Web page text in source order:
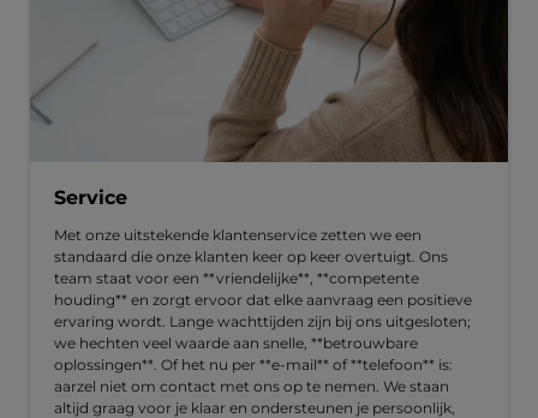
Service
Met onze uitstekende klantenservice zetten we een
standaard die onze klanten keer op keer overtuigt. Ons
team staat voor een **vriendelijke**, **competente
houding** en zorgt ervoor dat elke aanvraag een positieve
ervaring wordt. Lange wachttijden zijn bij ons uitgesloten;
we hechten veel waarde aan snelle, **betrouwbare
oplossingen**. Of het nu per **e-mail** of **telefoon** is:
aarzel niet om contact met ons op te nemen. We staan
altijd graag voor je klaar en ondersteunen je persoonlijk,